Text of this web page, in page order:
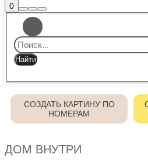
0Боковая
панель
магазина
Найти
Больше
информации
Главное
меню
СОЗДАТЬ КАРТИНУ ПО
НОМЕРАМ
ДОМ ВНУТРИ